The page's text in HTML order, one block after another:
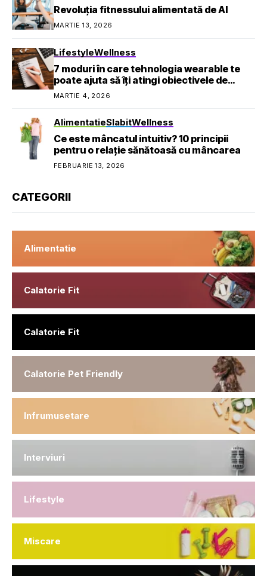
Revoluția fitnessului alimentată de AI
MARTIE 13, 2026
LifestyleWellness
7 moduri în care tehnologia wearable te
poate ajuta să îți atingi obiectivele de
sănătate
MARTIE 4, 2026
AlimentatieSlabitWellness
Ce este mâncatul intuitiv? 10 principii
pentru o relație sănătoasă cu mâncarea
FEBRUARIE 13, 2026
CATEGORII
Alimentatie
Calatorie Fit
Calatorie Fit
Calatorie Pet Friendly
Infrumusetare
Interviuri
Lifestyle
Miscare